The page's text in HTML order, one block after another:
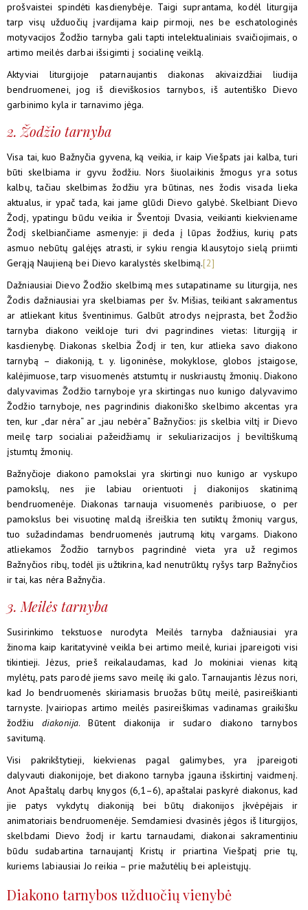
prošvaistei spindėti kasdienybėje. Taigi suprantama, kodėl liturgija
tarp visų užduočių įvardijama kaip pirmoji, nes be eschatologinės
motyvacijos Žodžio tarnyba gali tapti intelektualiniais svaičiojimais, o
artimo meilės darbai išsigimti į socialinę veiklą.
Aktyviai liturgijoje patarnaujantis diakonas akivaizdžiai liudija
bendruomenei, jog iš dieviškosios tarnybos, iš autentiško Dievo
garbinimo kyla ir tarnavimo jėga.
2. Žodžio tarnyba
Visa tai, kuo Bažnyčia gyvena, ką veikia, ir kaip Viešpats jai kalba, turi
būti skelbiama ir gyvu žodžiu. Nors šiuolaikinis žmogus yra sotus
kalbų, tačiau skelbimas žodžiu yra būtinas, nes žodis visada lieka
aktualus, ir ypač tada, kai jame glūdi Dievo galybė. Skelbiant Dievo
Žodį, ypatingu būdu veikia ir Šventoji Dvasia, veikianti kiekviename
Žodį skelbiančiame asmenyje: ji deda į lūpas žodžius, kurių pats
asmuo nebūtų galėjęs atrasti, ir sykiu rengia klausytojo sielą priimti
Gerąją Naujieną bei Dievo karalystės skelbimą.[2]
Dažniausiai Dievo Žodžio skelbimą mes sutapatiname su liturgija, nes
Žodis dažniausiai yra skelbiamas per šv. Mišias, teikiant sakramentus
ar atliekant kitus šventinimus. Galbūt atrodys neįprasta, bet Žodžio
tarnyba diakono veikloje turi dvi pagrindines vietas: liturgiją ir
kasdienybę. Diakonas skelbia Žodį ir ten, kur atlieka savo diakono
tarnybą – diakoniją, t. y. ligoninėse, mokyklose, globos įstaigose,
kalėjimuose, tarp visuomenės atstumtų ir nuskriaustų žmonių. Diakono
dalyvavimas Žodžio tarnyboje yra skirtingas nuo kunigo dalyvavimo
Žodžio tarnyboje, nes pagrindinis diakoniško skelbimo akcentas yra
ten, kur „dar nėra“ ar „jau nebėra“ Bažnyčios: jis skelbia viltį ir Dievo
meilę tarp socialiai pažeidžiamų ir sekuliarizacijos į beviltiškumą
įstumtų žmonių.
Bažnyčioje diakono pamokslai yra skirtingi nuo kunigo ar vyskupo
pamokslų, nes jie labiau orientuoti į diakonijos skatinimą
bendruomenėje. Diakonas tarnauja visuomenės paribiuose, o per
pamokslus bei visuotinę maldą išreiškia ten sutiktų žmonių vargus,
tuo sužadindamas bendruomenės jautrumą kitų vargams. Diakono
atliekamos Žodžio tarnybos pagrindinė vieta yra už regimos
Bažnyčios ribų, todėl jis užtikrina, kad nenutrūktų ryšys tarp Bažnyčios
ir tai, kas nėra Bažnyčia.
3. Meilės tarnyba
Susirinkimo tekstuose nurodyta Meilės tarnyba dažniausiai yra
žinoma kaip karitatyvinė veikla bei artimo meilė, kuriai įpareigoti visi
tikintieji. Jėzus, prieš reikalaudamas, kad Jo mokiniai vienas kitą
mylėtų, pats parodė jiems savo meilę iki galo. Tarnaujantis Jėzus nori,
kad Jo bendruomenės skiriamasis bruožas būtų meilė, pasireiškianti
tarnyste. Įvairiopas artimo meilės pasireiškimas vadinamas graikišku
žodžiu diakonija. Būtent diakonija ir sudaro diakono tarnybos
savitumą.
Visi pakrikštytieji, kiekvienas pagal galimybes, yra įpareigoti
dalyvauti diakonijoje, bet diakono tarnyba įgauna išskirtinį vaidmenį.
Anot Apaštalų darbų knygos (6,1–6), apaštalai paskyrė diakonus, kad
jie patys vykdytų diakoniją bei būtų diakonijos įkvėpėjais ir
animatoriais bendruomenėje. Semdamiesi dvasinės jėgos iš liturgijos,
skelbdami Dievo žodį ir kartu tarnaudami, diakonai sakramentiniu
būdu sudabartina tarnaujantį Kristų ir priartina Viešpatį prie tų,
kuriems labiausiai Jo reikia – prie mažutėlių bei apleistųjų.
Diakono tarnybos užduočių vienybė